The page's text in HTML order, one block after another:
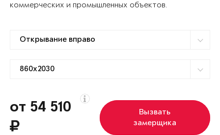
коммерческих и промышленных объектов.
от 54 510
Вызвать
замерщика